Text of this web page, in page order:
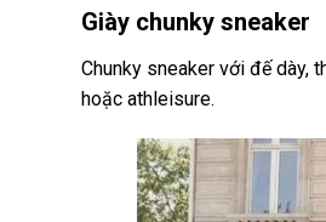
Giày chunky sneaker
Chunky sneaker với đế dày,
hoặc athleisure.